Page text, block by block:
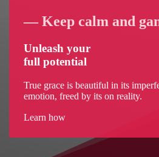
― Keep calm and
Unleash your
full potential
True grace is beautiful in its
emotion, freed by its on reality.
Learn how